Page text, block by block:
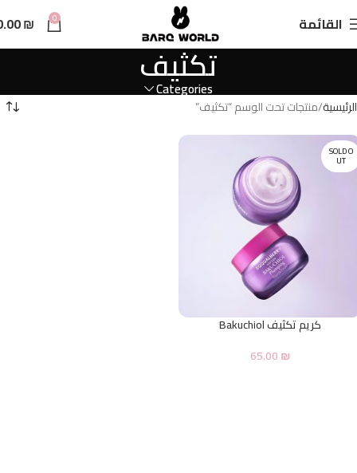
القائمة 0
₪
تكثيف
Categories
الرئيسية منتجات تحت الوسم “تكثيف”
SOLD O
UT
كريم تكثيف Bakuchiol
65.00₪